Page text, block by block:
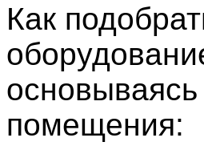
Как
помещения: